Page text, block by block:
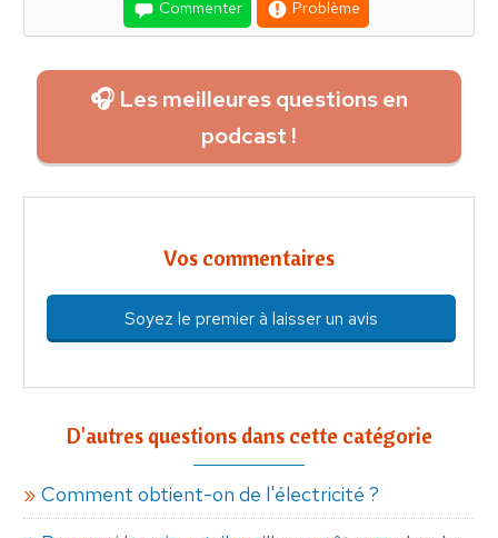
Commenter Problème
🎧 Les meilleures questions en
podcast !
Vos commentaires
Soyez le premier à laisser un avis
D'autres questions dans cette catégorie
Comment obtient-on de l'électricité ?